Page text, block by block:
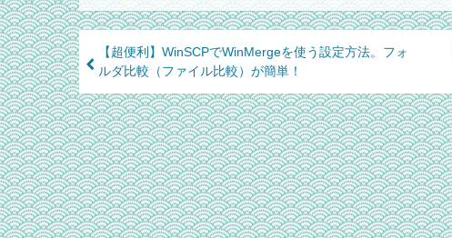
Post
navigation
【超便利】WinSCPでWinMergeを使う設定方法。フォ
ルダ比較（ファイル比較）が簡単！